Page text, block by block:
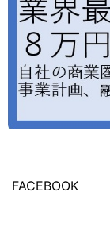
FACEBOOK